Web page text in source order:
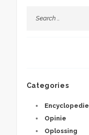
Categories
Encyclopedie
Opinie
Oplossing